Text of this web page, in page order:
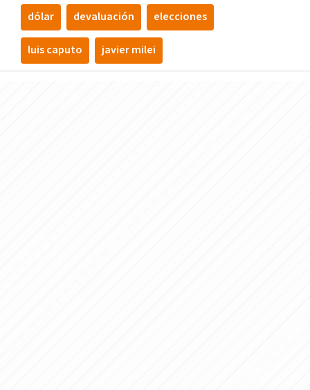
dólar devaluación elecciones
luis caputo javier milei